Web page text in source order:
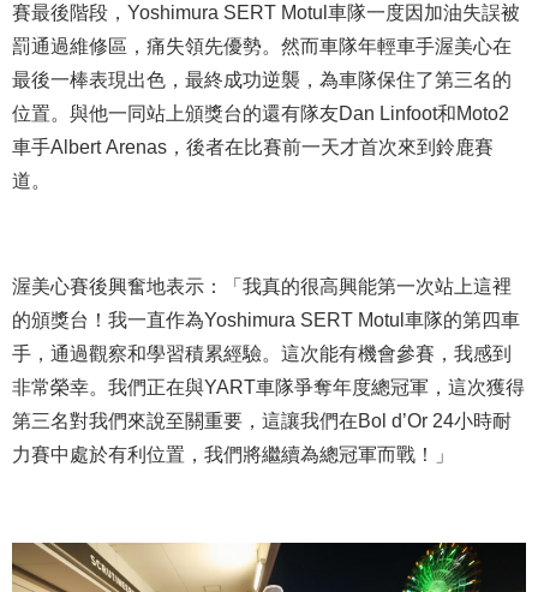
賽最後階段，Yoshimura SERT Motul車隊一度因加油失誤被
罰通過維修區，痛失領先優勢。然而車隊年輕車手渥美心在
最後一棒表現出色，最終成功逆襲，為車隊保住了第三名的
位置。與他一同站上頒獎台的還有隊友Dan Linfoot和Moto2
車手Albert Arenas，後者在比賽前一天才首次來到鈴鹿賽
道。
渥美心賽後興奮地表示：「我真的很高興能第一次站上這裡
的頒獎台！我一直作為Yoshimura SERT Motul車隊的第四車
手，通過觀察和學習積累經驗。這次能有機會參賽，我感到
非常榮幸。我們正在與YART車隊爭奪年度總冠軍，這次獲得
第三名對我們來說至關重要，這讓我們在Bol d’Or 24小時耐
力賽中處於有利位置，我們將繼續為總冠軍而戰！」